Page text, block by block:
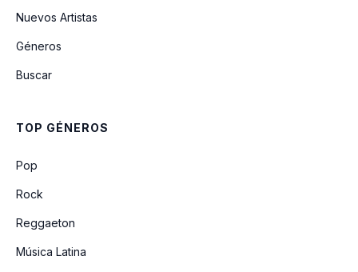
Nuevos Artistas
Géneros
Buscar
TOP GÉNEROS
Pop
Rock
Reggaeton
Música Latina